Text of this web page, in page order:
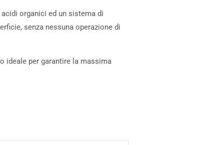
organici ed un sistema di
senza nessuna operazione di
ideale per garantire la massima